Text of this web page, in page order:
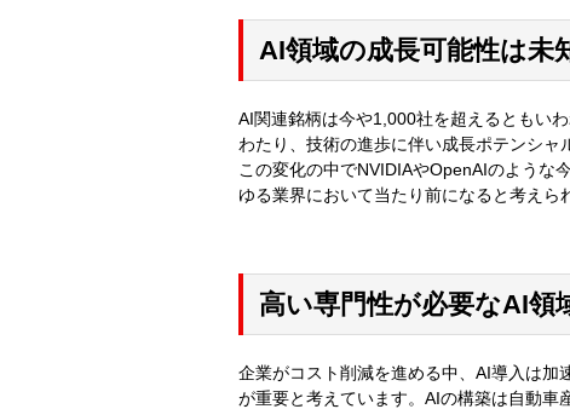
AI領域の成長可能性は未
AI関連銘柄は今や1,000社を超えるともい
わたり、技術の進歩に伴い成長ポテンシャ
この変化の中でNVIDIAやOpenAIのような
ゆる業界において当たり前になると考えら
高い専門性が必要なAI領
企業がコスト削減を進める中、AI導入は加
が重要と考えています。AIの構築は自動車